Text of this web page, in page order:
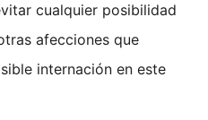
cualquier posibilidad
afecciones que
internación en este